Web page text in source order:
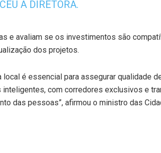
A DIRETORA.
e avaliam se os investimentos são
dos projetos.
é essencial para assegurar qualidade
com corredores exclusivos e
das pessoas”, afirmou o ministro das